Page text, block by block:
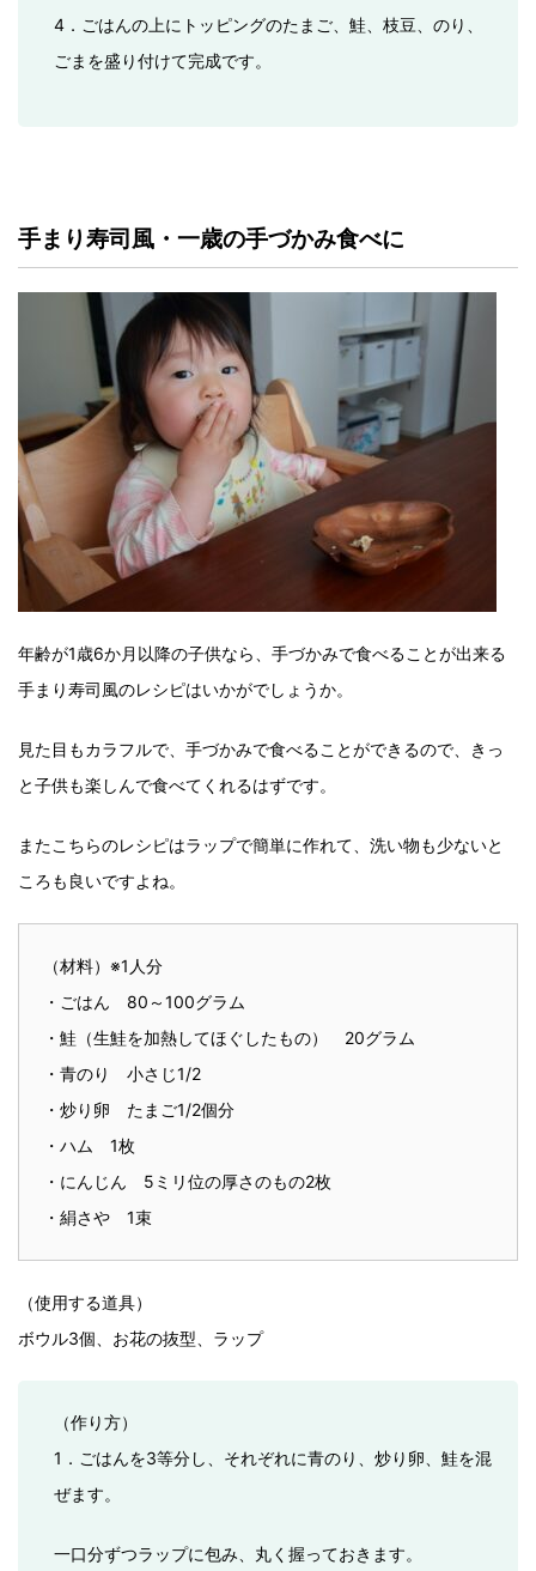
4．ごはんの上にトッピングのたまご、鮭、枝豆、のり、
ごまを盛り付けて完成です。
手まり寿司風・一歳の手づかみ食べに
年齢が1歳6か月以降の子供なら、手づかみで食べることが出来る
手まり寿司風のレシピはいかがでしょうか。
見た目もカラフルで、手づかみで食べることができるので、きっ
と子供も楽しんで食べてくれるはずです。
またこちらのレシピはラップで簡単に作れて、洗い物も少ないと
ころも良いですよね。
（材料）※1人分
・ごはん 80～100グラム
・鮭（生鮭を加熱してほぐしたもの） 20グラム
・青のり 小さじ1/2
・炒り卵 たまご1/2個分
・ハム 1枚
・にんじん 5ミリ位の厚さのもの2枚
・絹さや 1束
（使用する道具）
ボウル3個、お花の抜型、ラップ
（作り方）
1．ごはんを3等分し、それぞれに青のり、炒り卵、鮭を混
ぜます。
一口分ずつラップに包み、丸く握っておきます。